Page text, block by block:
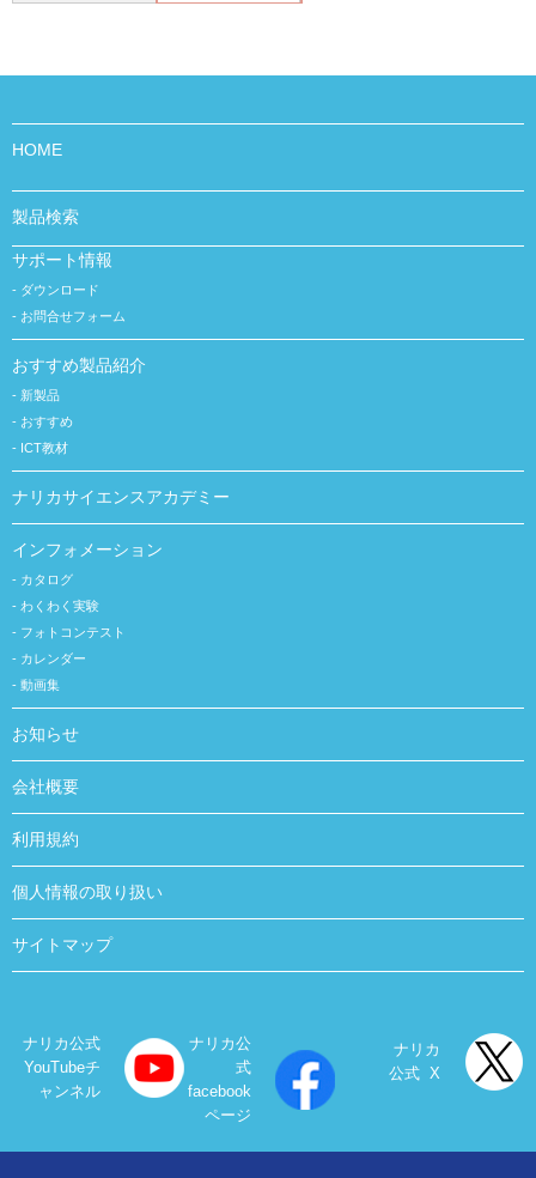
HOME
製品検索
サポート情報
ダウンロード
お問合せフォーム
おすすめ製品紹介
新製品
おすすめ
ICT教材
ナリカサイエンスアカデミー
インフォメーション
カタログ
わくわく実験
フォトコンテスト
カレンダー
動画集
お知らせ
会社概要
利用規約
個人情報の取り扱い
サイトマップ
ナリカ公式
YouTubeチ
ャンネル
ナリカ公
式
facebook
ページ
ナリカ
公式 X